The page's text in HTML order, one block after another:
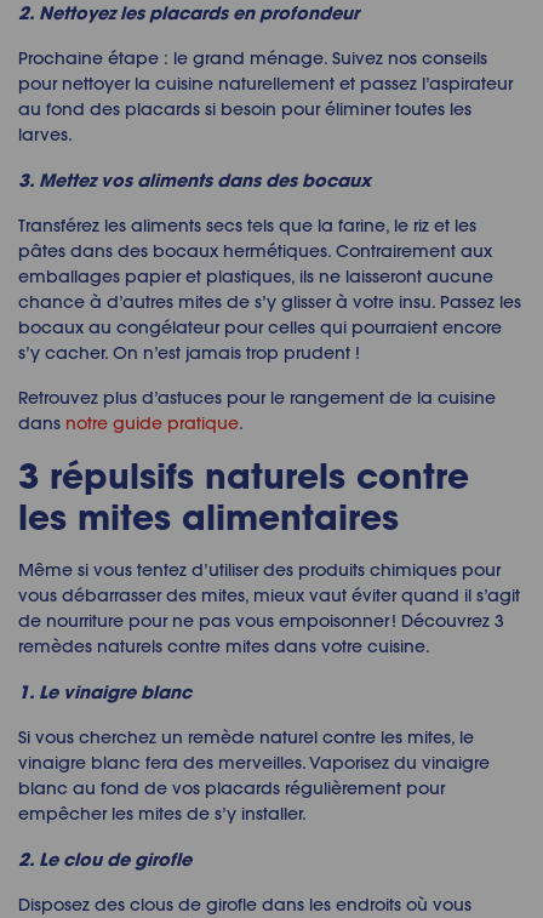
2. Nettoyez les placards en profondeur
Prochaine étape : le grand ménage. Suivez nos conseils
pour nettoyer la cuisine naturellement et passez l’aspirateur
au fond des placards si besoin pour éliminer toutes les
larves.
3. Mettez vos aliments dans des bocaux
Transférez les aliments secs tels que la farine, le riz et les
pâtes dans des bocaux hermétiques. Contrairement aux
emballages papier et plastiques, ils ne laisseront aucune
chance à d’autres mites de s’y glisser à votre insu. Passez les
bocaux au congélateur pour celles qui pourraient encore
s’y cacher. On n’est jamais trop prudent !
Retrouvez plus d’astuces pour le rangement de la cuisine
dans notre guide pratique.
3 répulsifs naturels contre
les mites alimentaires
Même si vous tentez d’utiliser des produits chimiques pour
vous débarrasser des mites, mieux vaut éviter quand il s’agit
de nourriture pour ne pas vous empoisonner ! Découvrez 3
remèdes naturels contre mites dans votre cuisine.
1. Le vinaigre blanc
Si vous cherchez un remède naturel contre les mites, le
vinaigre blanc fera des merveilles. Vaporisez du vinaigre
blanc au fond de vos placards régulièrement pour
empêcher les mites de s’y installer.
2. Le clou de girofle
Disposez des clous de girofle dans les endroits où vous